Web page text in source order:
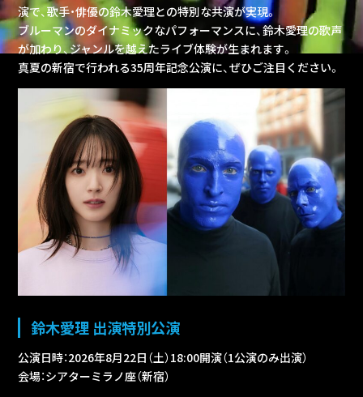
演で、歌手・俳優の鈴木愛理との特別な共演が実現。
ブルーマンのダイナミックなパフォーマンスに、鈴木愛理の歌声
が加わり、ジャンルを越えたライブ体験が生まれます。
真夏の新宿で行われる35周年記念公演に、ぜひご注目ください。
鈴木愛理 出演特別公演
公演日時：2026年8月22日（土）18:00開演（1公演のみ出演）
会場：シアターミラノ座（新宿）